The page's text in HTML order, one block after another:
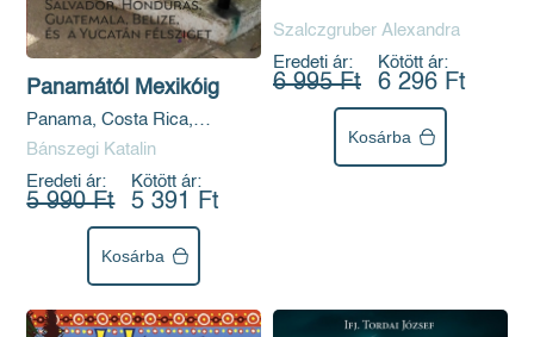
Panamától Mexikóig
Panama, Costa Rica,
Salvador, Honduras,
Guatemala, Belize és a
Yucatán-félsziget
Bánszegi Katalin
Eredeti ár:
5 990 Ft
Kötött ár:
5 391 Ft
Kosárba
Szalczgruber Alexandra
Eredeti ár:
6 995 Ft
Kötött ár:
6 296 Ft
Kosárba